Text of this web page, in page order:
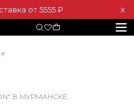
от 5555 ₽ Х